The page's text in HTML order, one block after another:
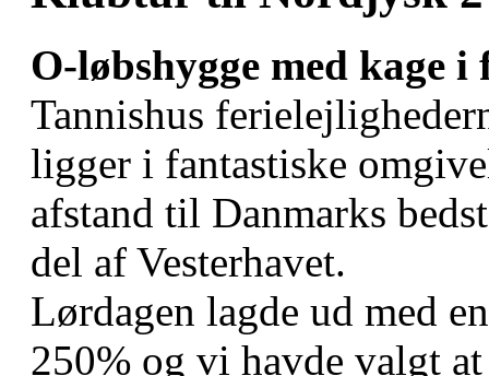
O-løbshygge med kage i
Tannishus
ligger i fantastiske
afstand til Danmarks
del af Vesterhavet.
Lørdagen lagde ud med
250% og vi havde valgt